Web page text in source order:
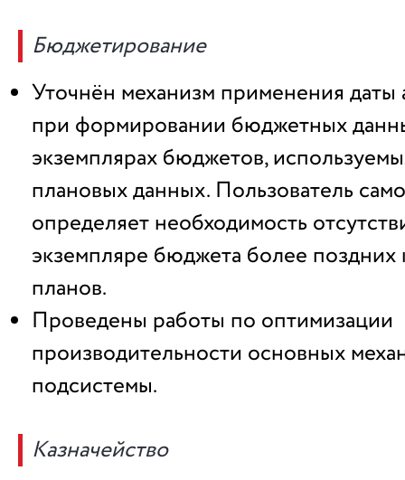
Бюджетирование
Уточнён механизм применения даты
при формировании бюджетных
экземплярах бюджетов,
плановых данных. Пользователь
определяет необходимость
экземпляре бюджета более поздних
планов.
Проведены работы по оптимизации
производительности основных
подсистемы.
Казначейство